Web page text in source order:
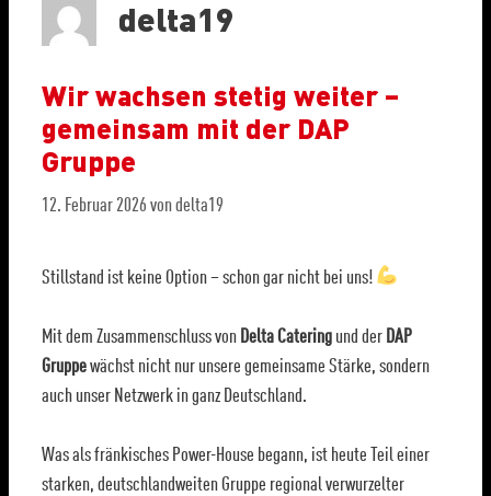
delta19
Wir wachsen stetig weiter –
gemeinsam mit der DAP
Gruppe
12. Februar 2026vondelta19
Stillstand ist keine Option – schon gar nicht bei uns!
Mit dem Zusammenschluss vonDelta Cateringund derDAP
Gruppewächst nicht nur unsere gemeinsame Stärke, sondern
auch unser Netzwerk in ganz Deutschland.
Was als fränkisches Power-House begann, ist heute Teil einer
starken, deutschlandweiten Gruppe regional verwurzelter